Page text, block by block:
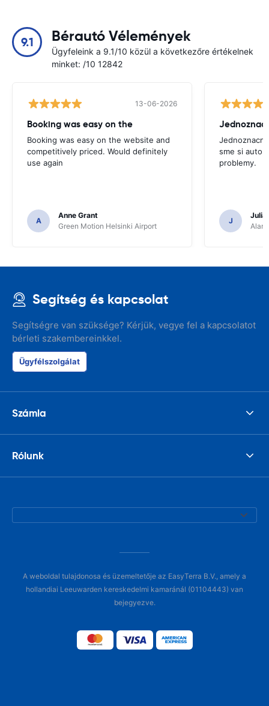
9.1 Bérautó Vélemények
Ügyfeleink a 9.1/10 közül a következőre értékelnek
minket: /10 12842
13-06-2026
Booking was easy on the
Booking was easy on the website and
competitively priced. Would definitely
use again
A
Anne Grant
Green Motion Helsinki Airport
sme si auto
problemy.
J
Julia
Segítség és kapcsolat
Segítségre van szüksége? Kérjük, vegye fel a kapcsolatot
bérleti szakembereinkkel.
Ügyfélszolgálat
Számla
Rólunk
A weboldal tulajdonosa és üzemeltetője az EasyTerra B.V., amely a
hollandiai Leeuwarden kereskedelmi kamaránál (01104443) van
bejegyezve.